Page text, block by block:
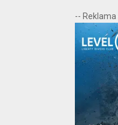
-- Reklama